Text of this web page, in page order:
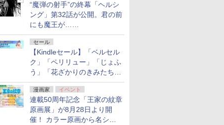
“魔弾の射手”の終幕「ヘルシ
ング」第32話が公開。君の前
にも魔王が……
セール
【Kindleセール】「ベルセル
ク」「ペリリュー」「じょふ
う」「花ざかりのきみたち
へ」などが最大50％オフ！
「白泉社 夏の大割引セー
ル」が開催中！
漫画家 イベント
連載50周年記念「王家の紋章
原画展」が8月28日より開
催！ カラー原画から名シー